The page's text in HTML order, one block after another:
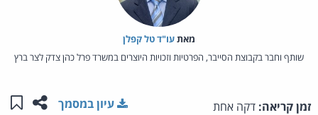
מאת‏עו"ד טל קפלן
שותף וחבר בקבוצת הסייבר, הפרטיות וזכויות היוצרים במשרד פרל כהן צדק לצר ברץ
זמן קריאה: דקה אחת שתפו
עיון במסמך